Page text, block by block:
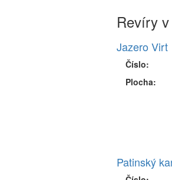
Revíry
Jazero Virt
Číslo:
Plocha:
Patinský